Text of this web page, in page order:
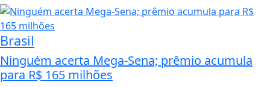
Brasil
Ninguém acerta Mega-Sena; prêmio acumula
para R$ 165 milhões